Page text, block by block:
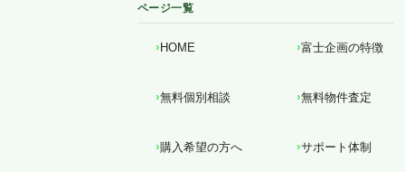
ページ一覧
HOME 富士企画の特徴
無料個別相談 無料物件査定
購入希望の方へ サポート体制